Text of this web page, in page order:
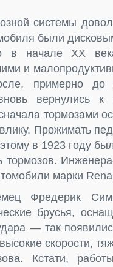
системы
были
в начале XX
и
примерно до
вернулись
тормозами
Прожимать
в 1923 году
тормозов.
марки
Фредерик
брусья,
— так
скорости,
Кстати,